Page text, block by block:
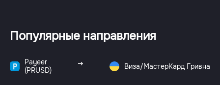
Популярные направления
Payeer
(PRUSD)
Виза/МастерКард Гривна